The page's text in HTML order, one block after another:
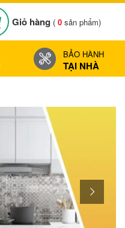
Giỏ hàng ( 0 sản phẩm)
BẢO HÀNH
TẠI NHÀ